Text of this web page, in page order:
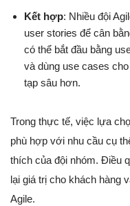
Kết hợp: Nhiều đội
user stories để cân
có thể bắt đầu bằng
và dùng use cases
tạp sâu hơn.
Trong thực tế, việc lựa
phù hợp với nhu cầu cụ
thích của đội nhóm. Điều
lại giá trị cho khách hàng
Agile.